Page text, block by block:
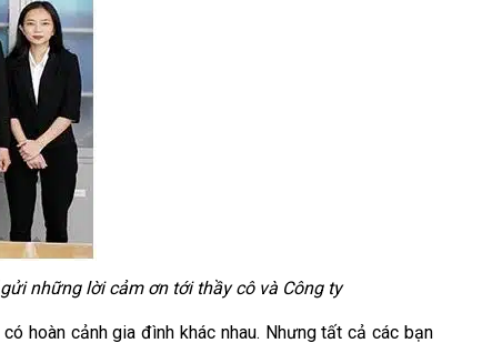
những lời cảm ơn tới thầy cô và Công ty
hoàn cảnh gia đình khác nhau. Nhưng tất cả các bạn